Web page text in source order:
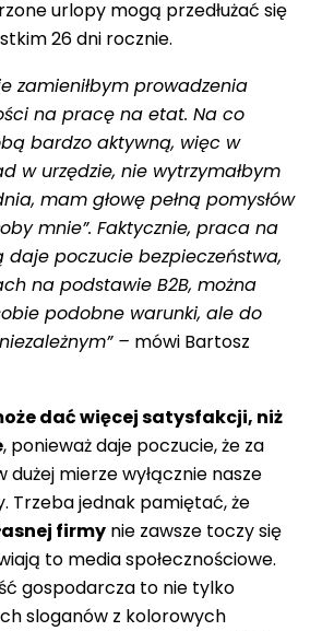
urlopy mogą przedłużać się
26 dni rocznie.
zamieniłbym prowadzenia
na pracę na etat. Na co
bardzo aktywną, więc w
w urzędzie, nie wytrzymałbym
mam głowę pełną pomysłów
mnie”. Faktycznie, praca na
poczucie bezpieczeństwa,
na podstawie B2B, można
podobne warunki, ale do
– mówi Bartosz
dać więcej satysfakcji, niż
, ponieważ daje poczucie, że za
dużej mierze wyłącznie nasze
Trzeba jednak pamiętać, że
firmy nie zawsze toczy się
to media społecznościowe.
gospodarcza to nie tylko
sloganów z kolorowych